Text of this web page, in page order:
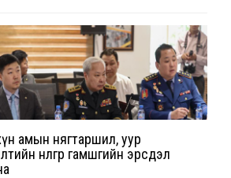
амын нягтаршил, уур
нөлөөгөөр гамшгийн эрсдэл